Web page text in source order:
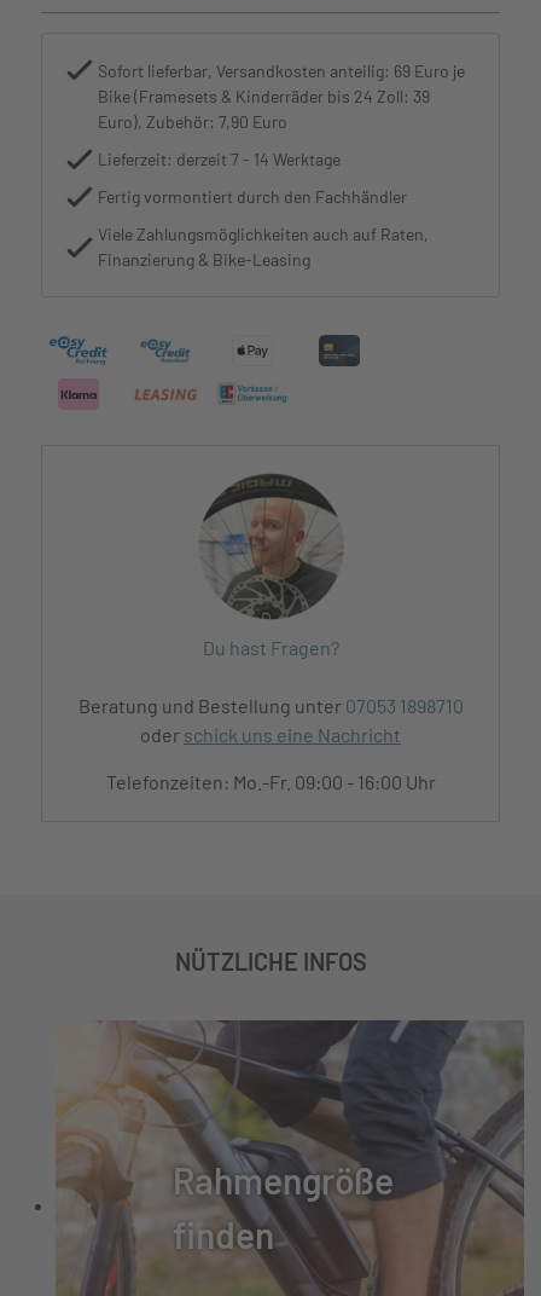
Sofort lieferbar, Versandkosten anteilig: 69 Euro je
Bike (Framesets & Kinderräder bis 24 Zoll: 39
Euro), Zubehör: 7,90 Euro
Lieferzeit: derzeit 7 - 14 Werktage
Fertig vormontiert durch den Fachhändler
Viele Zahlungsmöglichkeiten auch auf Raten,
Finanzierung & Bike-Leasing
Du hast Fragen?
Beratung und Bestellung unter 07053 1898710
oder schick uns eine Nachricht
Telefonzeiten: Mo.-Fr. 09:00 - 16:00 Uhr
NÜTZLICHE INFOS
Rahmengröße
finden